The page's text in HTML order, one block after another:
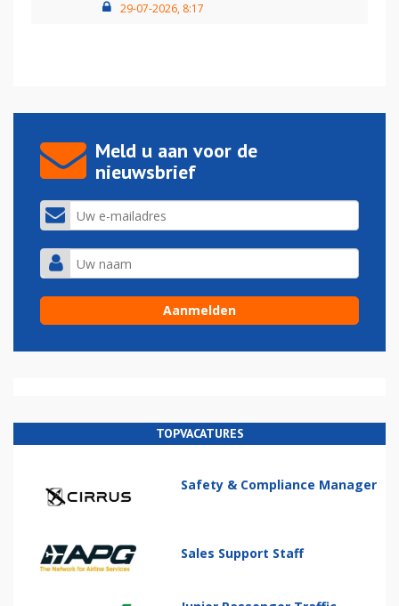
29-07-2026, 8:17
Meld u aan voor de
nieuwsbrief
TOPVACATURES
Safety & Compliance Manager
Sales Support Staff